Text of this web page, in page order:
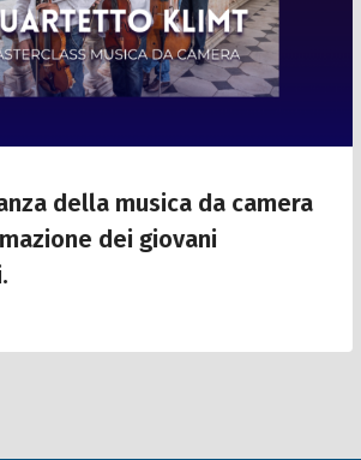
della musica da camera
dei giovani